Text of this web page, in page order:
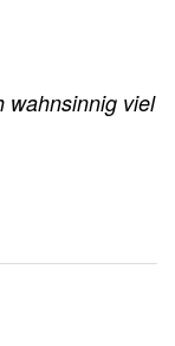
wahnsinnig viel